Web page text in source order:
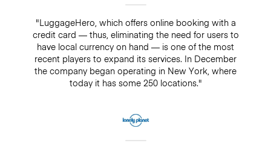
"LuggageHero, which offers online booking with a
credit card — thus, eliminating the need for users to
have local currency on hand — is one of the most
recent players to expand its services. In December
the company began operating in New York, where
today it has some 250 locations."